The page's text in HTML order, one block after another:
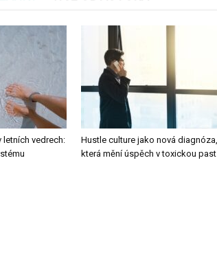
letních vedrech:
Hustle culture jako nová diagnóza,
která mění úspěch v toxickou past